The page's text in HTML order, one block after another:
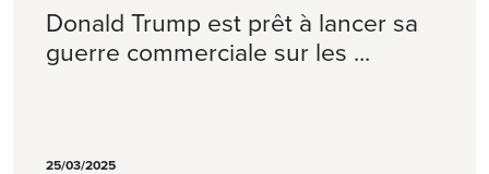
Donald Trump est prêt à lancer sa
guerre commerciale sur les ...
25/03/2025